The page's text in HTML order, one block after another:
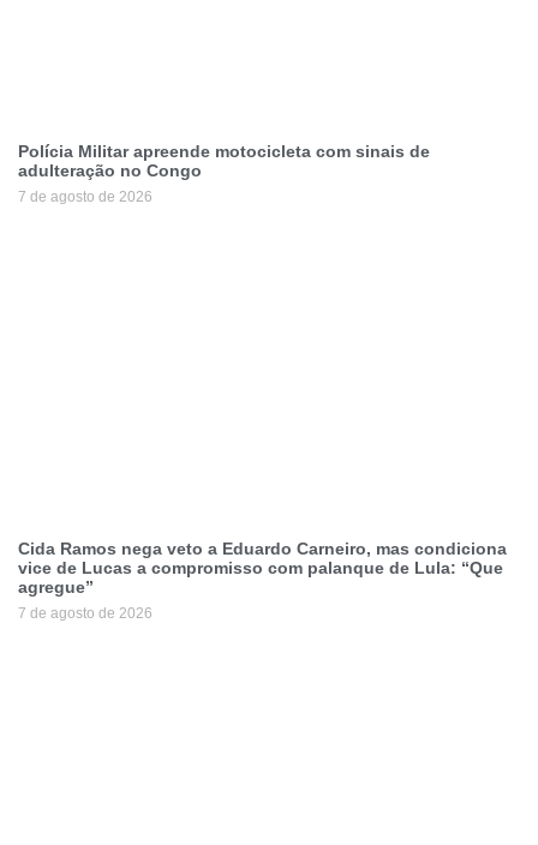
Polícia Militar apreende motocicleta com sinais de
adulteração no Congo
7 de agosto de 2026
Cida Ramos nega veto a Eduardo Carneiro, mas condiciona
vice de Lucas a compromisso com palanque de Lula: “Que
agregue”
7 de agosto de 2026